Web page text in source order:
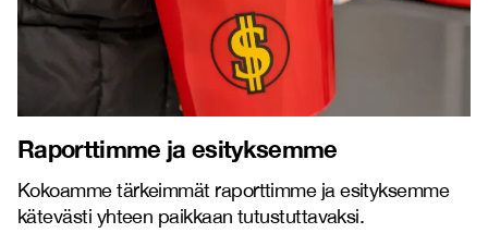
Raporttimme ja esityksemme
Kokoamme tärkeimmät raporttimme ja esityksemme
kätevästi yhteen paikkaan tutustuttavaksi.